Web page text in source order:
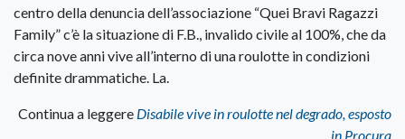
centro della denuncia dell’associazione “Quei Bravi Ragazzi
Family” c’è la situazione di F.B., invalido civile al 100%, che da
circa nove anni vive all’interno di una roulotte in condizioni
definite drammatiche. La.
Continua a leggere Disabile vive in roulotte nel degrado, esposto
in Procura